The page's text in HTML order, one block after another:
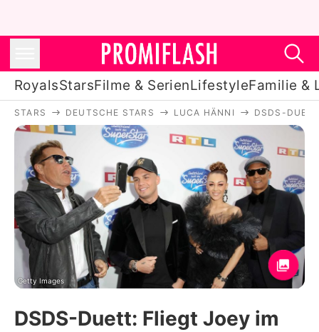
RoyalsStarsFilme & SerienLifestyleFamilie &
Royals
Stars
Filme & Serien
Lifestyle
Familie & Liebe
Promiflash Exklusiv
Alle Themen auf Promiflash
STARS DEUTSCHE STARS LUCA HÄNNI DSDS-
Getty Images
DSDS-Duett: Fliegt Joey im